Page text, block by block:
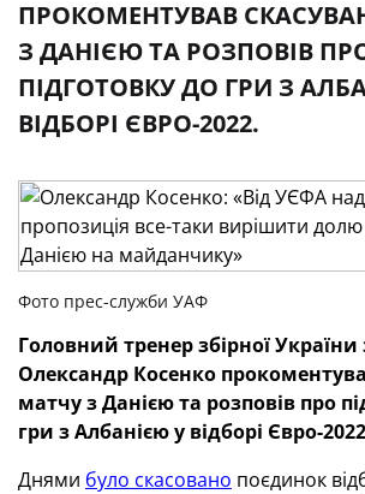
ПРОКОМЕНТУВАВ
З ДАНІЄЮ ТА РОЗПОВІВ
ПІДГОТОВКУ ДО ГРИ З
ВІДБОРІ ЄВРО-2022.
Фото прес-служби УАФ
Головний тренер збірної України
Олександр Косенко
матчу з Данією та розповів про
гри з Албанією у відборі Євро-
Днями було скасовано поєдинок